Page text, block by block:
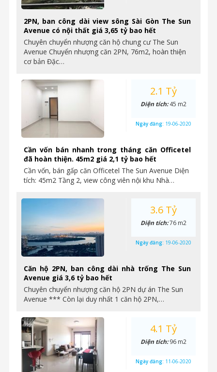
2PN, ban công dài view sông Sài Gòn The Sun
Avenue có nội thất giá 3,65 tỷ bao hết
Chuyên chuyển nhượng căn hộ chung cư The Sun
Avenue Chuyển nhượng căn 2PN, 76m2, hoàn thiện
cơ bản Đặc…
Cần vốn bán nhanh trong tháng căn Officetel
đã hoàn thiện. 45m2 giá 2,1 tỷ bao hết
Cần vốn, bán gấp căn Officetel The Sun Avenue Diện
tích: 45m2 Tầng 2, view công viên nội khu Nhà…
2.1 Tỷ
Diện tích:45 m2
Ngày đăng: 19-06-2020
Căn hộ 2PN, ban công dài nhà trống The Sun
Avenue giá 3,6 tỷ bao hết
Chuyên chuyển nhượng căn hộ 2PN dự án The Sun
Avenue *** Còn lại duy nhất 1 căn hộ 2PN,…
3.6 Tỷ
Diện tích:76 m2
Ngày đăng: 19-06-2020
4.1 Tỷ
Diện tích:96 m2
Ngày đăng: 11-06-2020